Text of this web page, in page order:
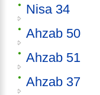
Nisa 34
Ahzab 50
Ahzab 51
Ahzab 37